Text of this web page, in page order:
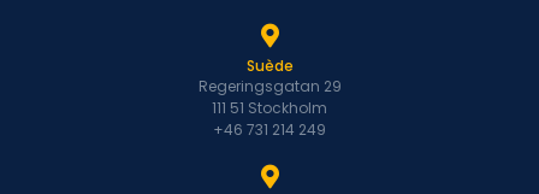
Suède
Regeringsgatan 29
111 51 Stockholm
+46 731 214 249